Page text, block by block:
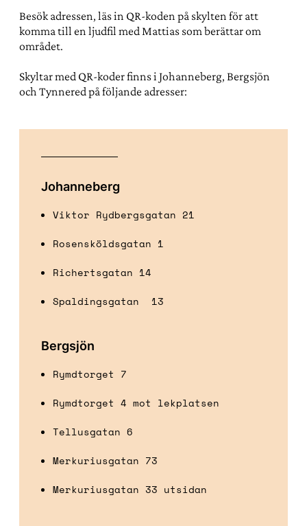
Besök adressen, läs in QR-koden på skylten för att
komma till en ljudfil med Mattias som berättar om
området.
Skyltar med QR-koder finns i Johanneberg, Bergsjön
och Tynnered på följande adresser:
Johanneberg
Viktor Rydbergsgatan 21
Rosensköldsgatan 1
Richertsgatan 14
Spaldingsgatan 13
Bergsjön
Rymdtorget 7
Rymdtorget 4 mot lekplatsen
Tellusgatan 6
Merkuriusgatan 73
Merkuriusgatan 33 utsidan